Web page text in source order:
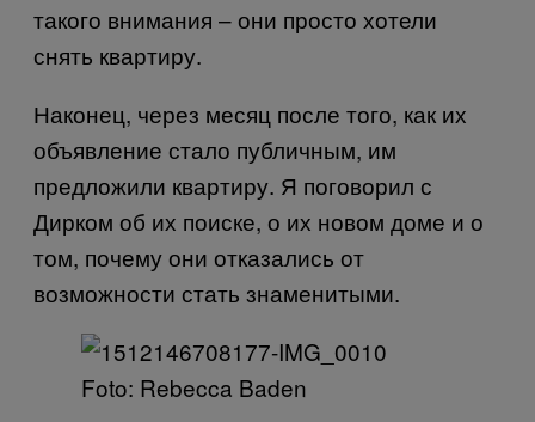
такого внимания – они просто хотели
снять квартиру.
Наконец, через месяц после того, как их
объявление стало публичным, им
предложили квартиру. Я поговорил с
Дирком об их поиске, о их новом доме и о
том, почему они отказались от
возможности стать знаменитыми.
Foto: Rebecca Baden